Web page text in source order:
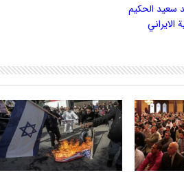
سعيد الحكيم